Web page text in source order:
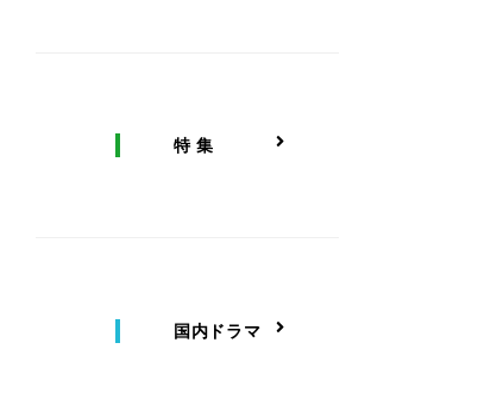
特 集
国内ドラマ